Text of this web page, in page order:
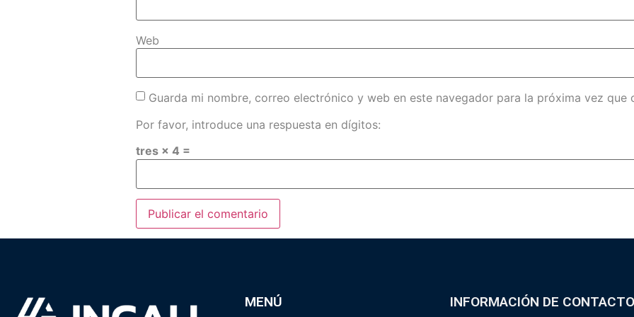
Web
Guarda mi nombre, correo electrónico y web en este navegador para la próxima vez que
Por favor, introduce una respuesta en dígitos:
tres × 4 =
MENÚ INFORMACIÓN DE CONTACTO